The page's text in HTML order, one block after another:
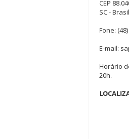
CEP
SC - Brasil
Fone:
E-mail:
Horário
20h.